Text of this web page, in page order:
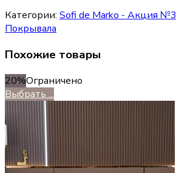
Категории: Sofi de Marko - Акция №3
Покрывала
Похожие товары
20%Ограничено
Выбрать ...